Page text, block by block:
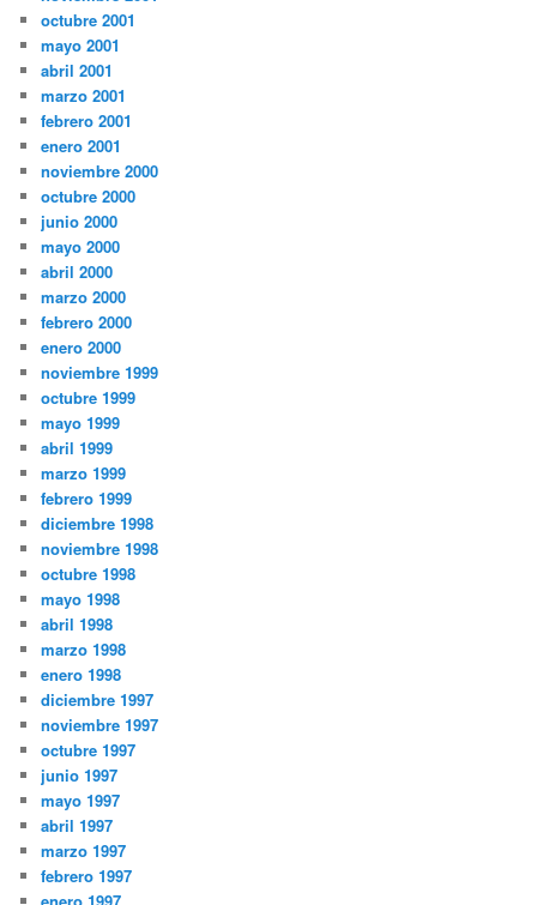
octubre 2001
mayo 2001
abril 2001
marzo 2001
febrero 2001
enero 2001
noviembre 2000
octubre 2000
junio 2000
mayo 2000
abril 2000
marzo 2000
febrero 2000
enero 2000
noviembre 1999
octubre 1999
mayo 1999
abril 1999
marzo 1999
febrero 1999
diciembre 1998
noviembre 1998
octubre 1998
mayo 1998
abril 1998
marzo 1998
enero 1998
diciembre 1997
noviembre 1997
octubre 1997
junio 1997
mayo 1997
abril 1997
marzo 1997
febrero 1997